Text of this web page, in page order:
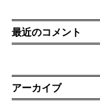
最近のコメント
アーカイブ